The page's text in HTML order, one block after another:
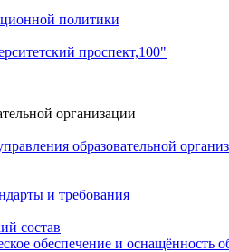
политики
проспект,100"
организации
образовательной
и требования
состав
обеспечение и оснащённость